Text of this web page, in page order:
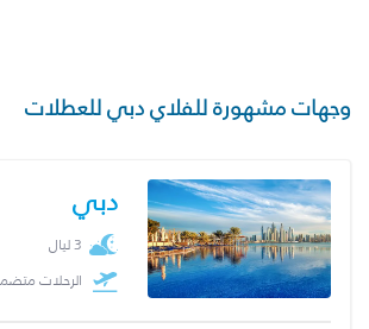
وجهات مشهورة للفلاي دبي للعطلات
دبي
3 ليال
الرحلات